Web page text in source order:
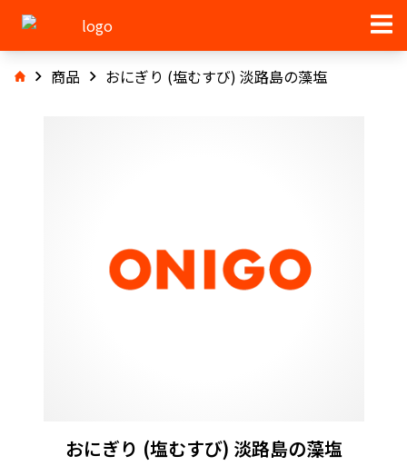
商品 おにぎり (塩むすび) 淡路島の藻塩
おにぎり (塩むすび) 淡路島の藻塩